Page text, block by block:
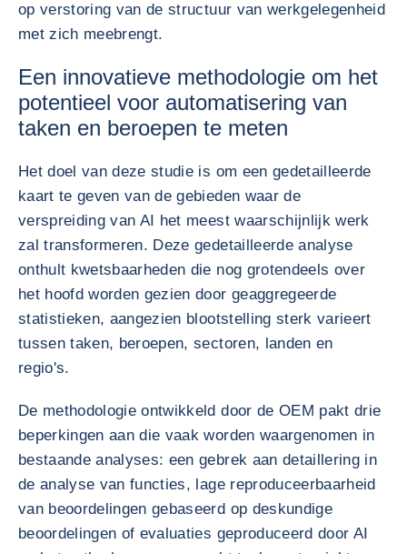
op verstoring van de structuur van werkgelegenheid
met zich meebrengt.
Een innovatieve methodologie om het
potentieel voor automatisering van
taken en beroepen te meten
Het doel van deze studie is om een gedetailleerde
kaart te geven van de gebieden waar de
verspreiding van AI het meest waarschijnlijk werk
zal transformeren. Deze gedetailleerde analyse
onthult kwetsbaarheden die nog grotendeels over
het hoofd worden gezien door geaggregeerde
statistieken, aangezien blootstelling sterk varieert
tussen taken, beroepen, sectoren, landen en
regio's.
De methodologie ontwikkeld door de OEM pakt drie
beperkingen aan die vaak worden waargenomen in
bestaande analyses: een gebrek aan detaillering in
de analyse van functies, lage reproduceerbaarheid
van beoordelingen gebaseerd op deskundige
beoordelingen of evaluaties geproduceerd door AI